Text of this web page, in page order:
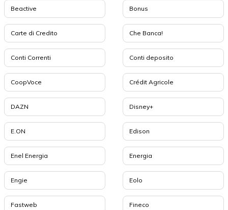
Beactive Bonus
Carte di Credito Che Banca!
Conti Correnti Conti deposito
CoopVoce Crédit Agricole
DAZN Disney+
E.ON Edison
Enel Energia Energia
Engie Eolo
Fastweb Fineco